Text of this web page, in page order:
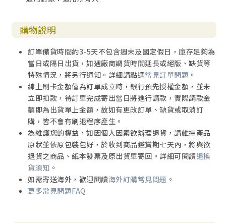
購物說明
訂單備貨時間約3-5天不包含週末及國定假日，庫存足夠為
當日或隔日出貨，如遇廠商調貨時間延長或絕版、缺貨等
特殊情況，將另行通知。詳細請點選常見訂單問題 。
線上刷卡金額僅為訂單成立時，銀行預先授權金額，並未
立即扣款，待訂單完成寄出當日將進行請款，實際請款金
額即為出貨單上金額，故如有更改訂單、缺貨或取消訂
購，皆不會有刷退程序產生。
為維護您的權益，如因個人因素欲辦理退貨，請維持產品
原狀並依原包裝包好，於收到商品鑑賞期七天內，將與欲
退貨之商品、紙本發票及原出貨單寄回。詳細可閱讀退換
貨須知 。
如需寄送海外，歡迎閱讀海外訂購常見問題 。
更多常見問題FAQ